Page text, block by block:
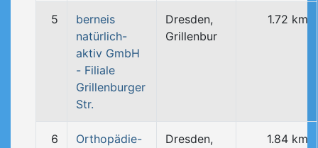
5
berneis
natürlich-
aktiv GmbH
- Filiale
Grillenburger
Str.
Dresden,
Grillenbur
1.72 km
6
Orthopädie-
Dresden,
1.84 km